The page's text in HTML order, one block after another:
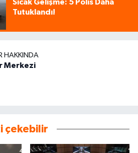
Sıcak Gelişme: 5 Polis Daha
Tutuklandı!
HAKKINDA
Merkezi
çekebilir